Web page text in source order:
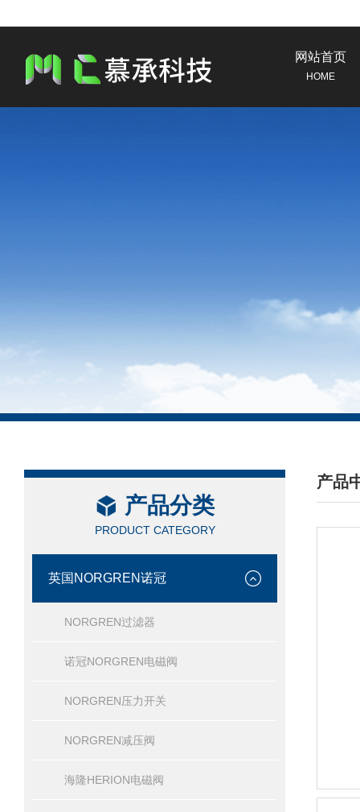
网站首页
HOME
产品分类
PRODUCT CATEGORY
英国NORGREN诺冠
NORGREN过滤器
诺冠NORGREN电磁阀
NORGREN压力开关
NORGREN减压阀
海隆HERION电磁阀
产品
/